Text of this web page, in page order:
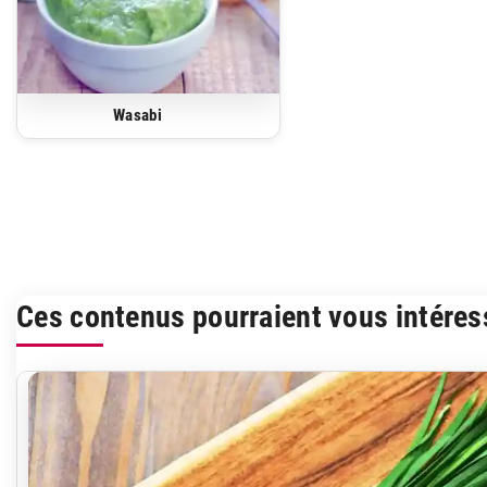
Wasabi
Ces contenus pourraient vous